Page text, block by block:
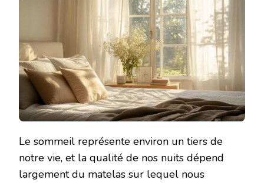
Le sommeil représente environ un tiers de
notre vie, et la qualité de nos nuits dépend
largement du matelas sur lequel nous